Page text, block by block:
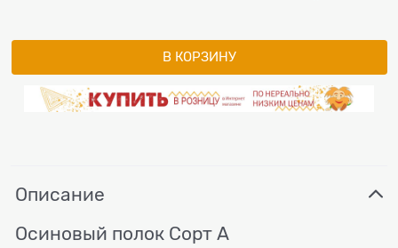
В КОРЗИНУ
Описание
Осиновый полок Сорт А